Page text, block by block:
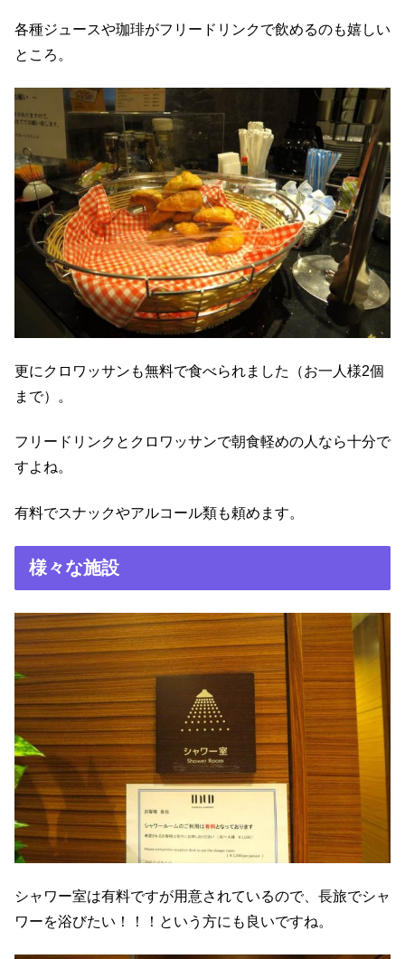
各種ジュースや珈琲がフリードリンクで飲めるのも嬉しい
ところ。
更にクロワッサンも無料で食べられました（お一人様2個
まで）。
フリードリンクとクロワッサンで朝食軽めの人なら十分で
すよね。
有料でスナックやアルコール類も頼めます。
様々な施設
シャワー室は有料ですが用意されているので、長旅でシャ
ワーを浴びたい！！！という方にも良いですね。